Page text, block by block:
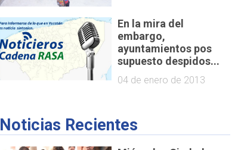
En la mira del
embargo,
ayuntamientos pos
supuesto despidos...
04 de enero de 2013
Noticias Recientes